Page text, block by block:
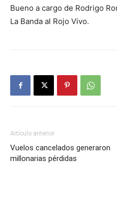
Bueno a cargo de Rodrigo
La Banda al Rojo Vivo.
Artículo anterior
Vuelos cancelados generaron
millonarias pérdidas